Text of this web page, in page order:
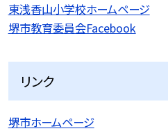
東浅香山小学校ホームページ
堺市教育委員会Facebook
リンク
堺市ホームページ